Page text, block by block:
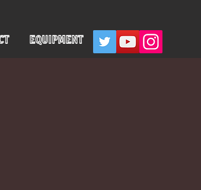
EQUIPMENT